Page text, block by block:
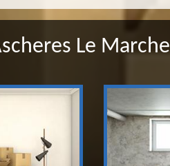
Le Marche